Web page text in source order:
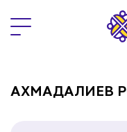
АХМАДАЛИЕВ